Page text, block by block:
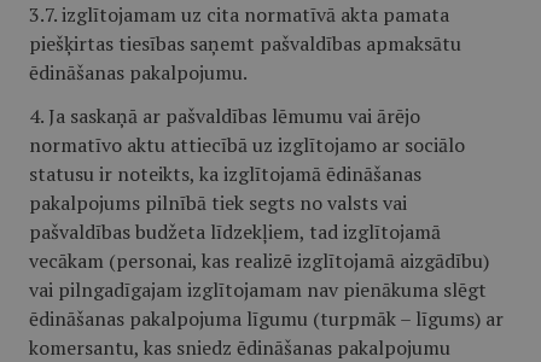
3.7. izglītojamam uz cita normatīvā akta pamata
piešķirtas tiesības saņemt pašvaldības apmaksātu
ēdināšanas pakalpojumu.
4. Ja saskaņā ar pašvaldības lēmumu vai ārējo
normatīvo aktu attiecībā uz izglītojamo ar sociālo
statusu ir noteikts, ka izglītojamā ēdināšanas
pakalpojums pilnībā tiek segts no valsts vai
pašvaldības budžeta līdzekļiem, tad izglītojamā
vecākam (personai, kas realizē izglītojamā aizgādību)
vai pilngadīgajam izglītojamam nav pienākuma slēgt
ēdināšanas pakalpojuma līgumu (turpmāk – līgums) ar
komersantu, kas sniedz ēdināšanas pakalpojumu